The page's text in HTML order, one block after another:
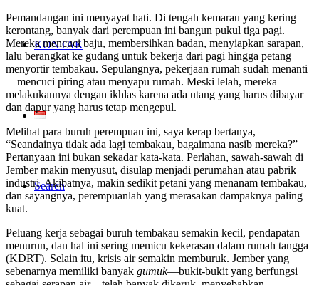
KONTAK
Search
Pemandangan ini menyayat hati. Di tengah kemarau yang kering
kerontang, banyak dari perempuan ini bangun pukul tiga pagi.
Mereka mencuci baju, membersihkan badan, menyiapkan sarapan,
lalu berangkat ke gudang untuk bekerja dari pagi hingga petang
menyortir tembakau. Sepulangnya, pekerjaan rumah sudah menanti
—mencuci piring atau menyapu rumah. Meski lelah, mereka
melakukannya dengan ikhlas karena ada utang yang harus dibayar
dan dapur yang harus tetap mengepul.
Melihat para buruh perempuan ini, saya kerap bertanya,
“Seandainya tidak ada lagi tembakau, bagaimana nasib mereka?”
Pertanyaan ini bukan sekadar kata-kata. Perlahan, sawah-sawah di
Jember makin menyusut, disulap menjadi perumahan atau pabrik
industri. Akibatnya, makin sedikit petani yang menanam tembakau,
dan sayangnya, perempuanlah yang merasakan dampaknya paling
kuat.
Peluang kerja sebagai buruh tembakau semakin kecil, pendapatan
menurun, dan hal ini sering memicu kekerasan dalam rumah tangga
(KDRT). Selain itu, krisis air semakin memburuk. Jember yang
sebenarnya memiliki banyak gumuk—bukit-bukit yang berfungsi